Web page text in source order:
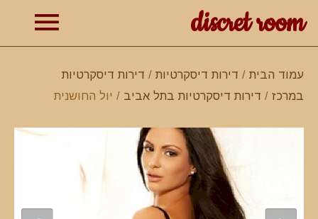
discret room
עמוד הבית / דירות דיסקרטיות / דירות דיסקרטיות
במרכז / דירות דיסקרטיות בתל אביב / יול החושנית